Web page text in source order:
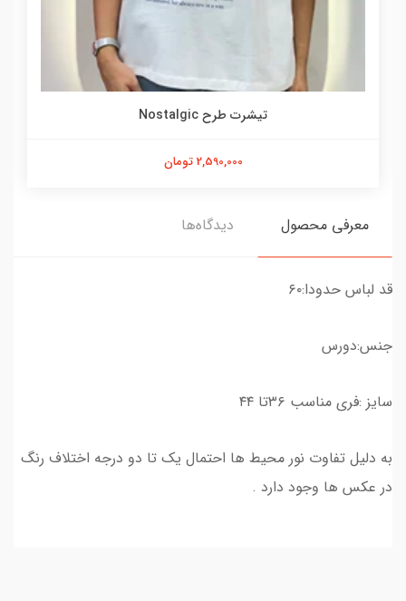
تیشرت طرح Nostalgic
2,590,000 تومان
معرفی محصول دیدگاه‌ها
قد لباس حدودا:۶۰
جنس:دورس
سایز :فری مناسب ۳۶تا ۴۴
به دلیل تفاوت نور محیط ها احتمال یک تا دو درجه اختلاف رنگ
در عکس ها وجود دارد .